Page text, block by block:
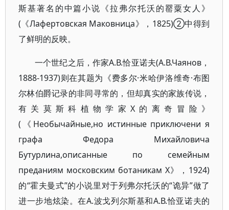
斯基著名的中篇小说《拉弗尔托沃的罂粟女人》
(《Лафертовская Маковница》，1825)②中得到
了鲜明的反映。
一个世纪之后，作家А.В.恰亚诺夫(А.В.Чаянов，
1888-1937)则在其题为《费多尔·米哈伊洛维奇·布图
尔林伯爵记录的非同寻常的，但却真实的家族传说，
有关莫斯科植物学家Х的离奇冒险》
(《Необычайные,но истинные приключени я
графа Федора Михайловича
Бутурлина,описанные по семейным
преданиям московским ботаникам Х》，1924)
的“霍夫曼式”的小说里对于列弗尔托沃的“诡异”做了
进一步地炫染。在А.波戈列尔斯基和А.В.恰亚诺夫的